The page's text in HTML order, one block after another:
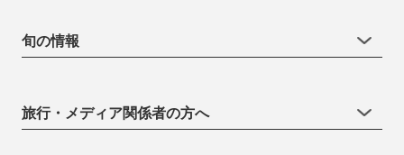
旬の情報
旅行・メディア関係者の方へ